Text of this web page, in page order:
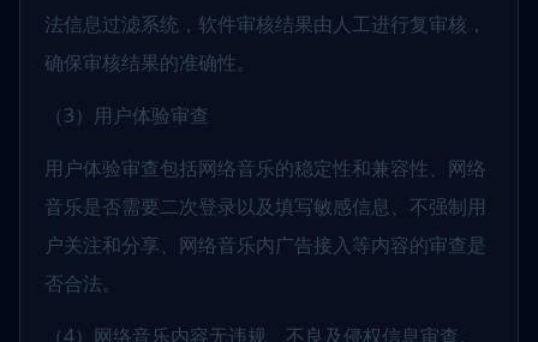
法信息过滤系统，软件审核结果由人工进行复审核，
确保审核结果的准确性。
（3）用户体验审查
用户体验审查包括网络音乐的稳定性和兼容性、网络
音乐是否需要二次登录以及填写敏感信息、不强制用
户关注和分享、网络音乐内广告接入等内容的审查是
否合法。
（4）网络音乐内容无违规、不良及侵权信息审查。